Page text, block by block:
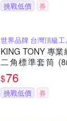
挑戰低價 券
世界品牌 台灣頂級工
KING TONY 專
二角標準套筒
m/13mm/14mm/
$76
挑戰低價 券